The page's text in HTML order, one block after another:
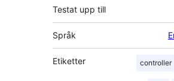
Testat upp till
Språk
Etiketter controller